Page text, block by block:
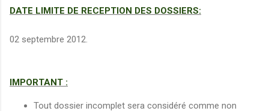
DATE LIMITE DE RECEPTION DES DOSSIERS:
02 septembre 2012.
IMPORTANT :
Tout dossier incomplet sera considéré comme non